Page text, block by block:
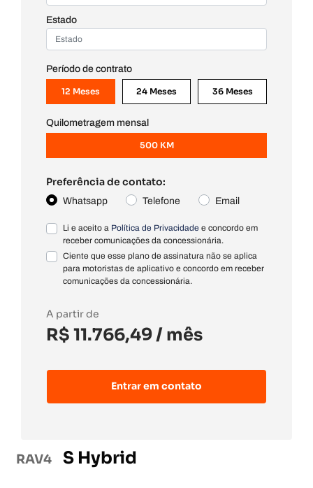
RAV4 S Hybrid
Estado
Período de contrato
12 Meses 24 Meses 36 Meses
Quilometragem mensal
500 KM
Preferência de contato:
Whatsapp Telefone Email
Li e aceito a Política de Privacidade e concordo em
receber comunicações da concessionária.
Ciente que esse plano de assinatura não se aplica
para motoristas de aplicativo e concordo em receber
comunicações da concessionária.
A partir de
R$ 11.766,49 / mês
Entrar em contato